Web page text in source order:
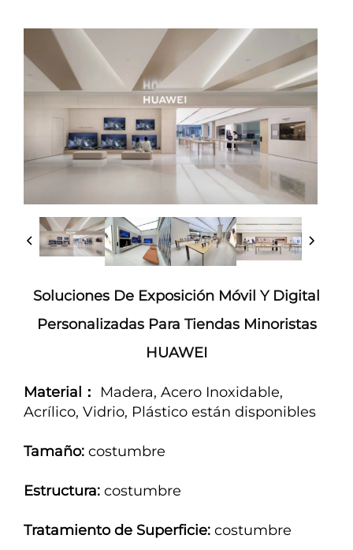
Soluciones De Exposición Móvil Y Digital
Personalizadas Para Tiendas Minoristas
HUAWEI
Material： Madera, Acero Inoxidable,
Acrílico, Vidrio, Plástico están disponibles
Tamaño: costumbre
Estructura: costumbre
Tratamiento de Superficie: costumbre